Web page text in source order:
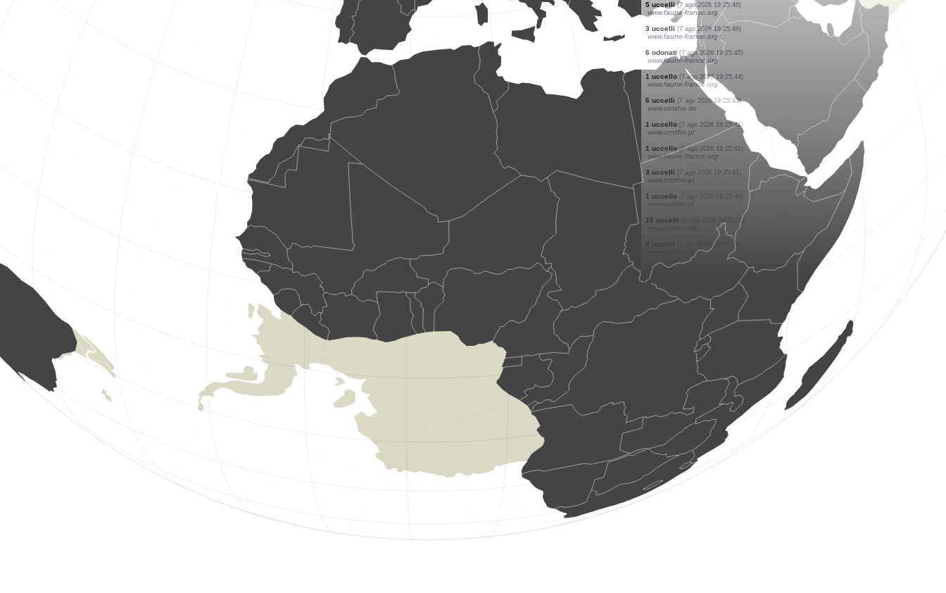
1 uccello (7 ago 2026 19:25:53)
www.ornitho.de
1 uccello (7 ago 2026 19:25:52)
www.faune-france.org
1 uccello (7 ago 2026 19:25:51)
www.ornitho.pl
1 uccello (7 ago 2026 19:25:50)
www.ornitho.pl
5 uccelli (7 ago 2026 19:25:50)
www.ornitho.pl
1 uccello (7 ago 2026 19:25:50)
www.ornitho.pl
0 uccello (7 ago 2026 19:25:49)
www.ornitho.pl
3 uccelli (7 ago 2026 19:25:48)
www.ornitho.de
1 uccello (7 ago 2026 19:25:46)
www.ornitho.de
5 uccelli (7 ago 2026 19:25:46)
www.faune-france.org
(7 ago 2026 19:25:46)
www.faune-france.org
6 odonati
www.faune-france.org
1 uccello (7 ago 2026 19:25:44)
www.faune-france.org
(7 ago 2026 19:25:43)
(7 ago 2026 19:25:42)
(7 ago 2026 19:25:41)
www.faune-france.org
(7 ago 2026 19:25:41)
www.ornitho.pl
1 uccello (7 ago 2026 19:25:40)
www.ornitho.pl
20 uccelli (7 ago 2026 19:25:39)
www.ornitho.de
2 uccelli (7 ago 2026 19:25:39)
www.ornitho.de
2 uccelli (7 ago 2026 19:25:37)
www.ornitho.de